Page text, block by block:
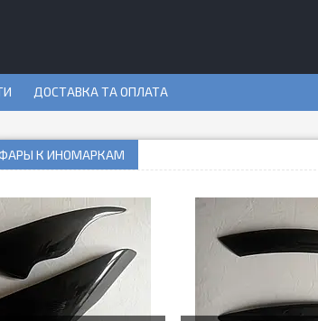
ДОСТАВКА ТА ОПЛАТА
К ИНОМАРКАМ